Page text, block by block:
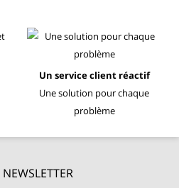
Un service client réactif
Une solution pour chaque
problème
NEWSLETTER